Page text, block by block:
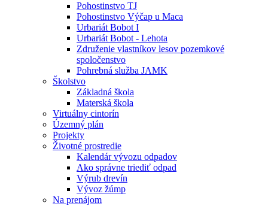
Pohostinstvo TJ
Pohostinstvo Výčap u Maca
Urbariát Bobot I
Urbariát Bobot - Lehota
Združenie vlastníkov lesov pozemkové
spoločenstvo
Pohrebná služba JAMK
Školstvo
Základná škola
Materská škola
Virtuálny cintorín
Územný plán
Projekty
Životné prostredie
Kalendár vývozu odpadov
Ako správne triediť odpad
Výrub drevín
Vývoz žúmp
Na prenájom